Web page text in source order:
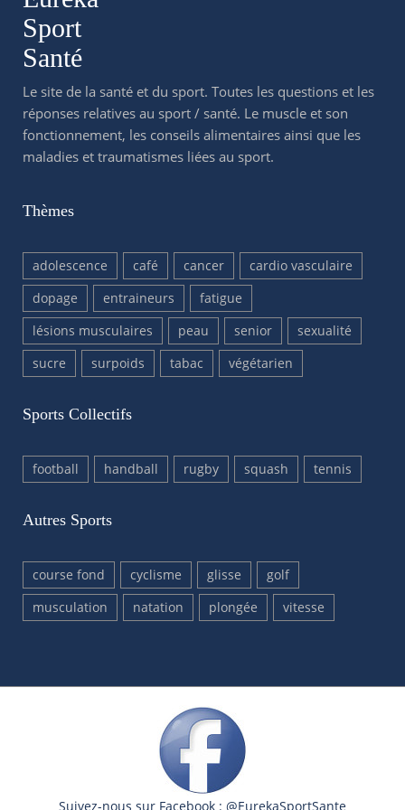
Sport
Santé
Le site de la santé et du sport. Toutes les questions et les
réponses relatives au sport / santé. Le muscle et son
fonctionnement, les conseils alimentaires ainsi que les
maladies et traumatismes liées au sport.
Thèmes
adolescence café cancer
cardio vasculaire
dopage
entraineurs
fatigue
lésions musculaires
peau senior
sexualité
sucre
surpoids tabac végétarien
Sports Collectifs
football handball rugby squash tennis
Autres Sports
course fond cyclisme glisse
golf
musculation
natation plongée vitesse
Suivez-nous sur Facebook : @EurekaSportSante